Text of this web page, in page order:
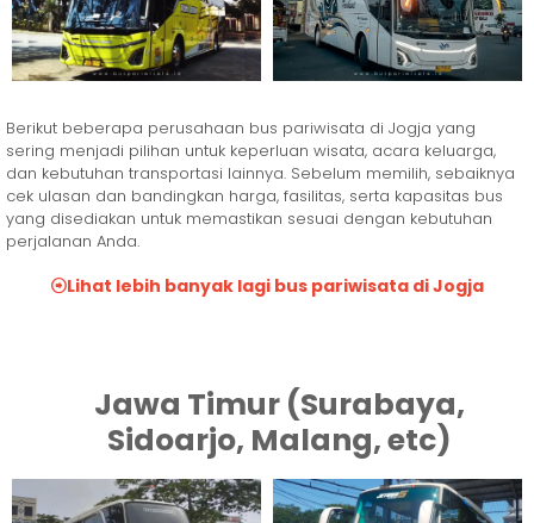
Berikut beberapa perusahaan bus pariwisata di Jogja yang
sering menjadi pilihan untuk keperluan wisata, acara keluarga,
dan kebutuhan transportasi lainnya. Sebelum memilih, sebaiknya
cek ulasan dan bandingkan harga, fasilitas, serta kapasitas bus
yang disediakan untuk memastikan sesuai dengan kebutuhan
perjalanan Anda.
Lihat lebih banyak lagi bus pariwisata di Jogja
Jawa Timur (Surabaya,
Sidoarjo, Malang, etc)